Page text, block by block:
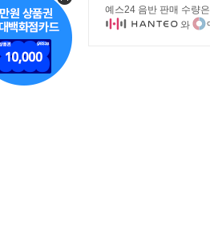
예스24 음반 판매 수량은
와